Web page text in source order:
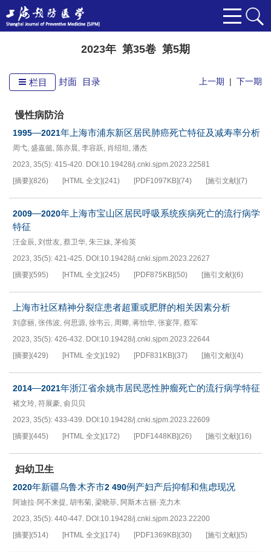
2023年 第35卷 第5期
上一期 | 下一期
栏目 封面 目录
慢性病防治
1995—2021年上海市浦东新区居民肺癌死亡特征及减寿率分析
周弋, 盛嘉懿, 陈亦晨, 李容跃, 肖绍坦 , 潘杰
2023, 35(5): 415-420. DOI:10.19428/j.cnki.sjpm.2023.22581
[摘要](826) [HTML 全文](241) [PDF1097KB](74) [施引文献](7)
2009—2020年上海市宝山区居民呼吸系统疾病死亡的流行病学
特征
汪金辰, 刘世友, 蔡卫华, 朱三妹, 茅俭英
2023, 35(5): 421-425. DOI:10.19428/j.cnki.sjpm.2023.22627
[摘要](595) [HTML 全文](245) [PDF875KB](50) [施引文献](6)
上海市社区精神分裂症患者超重或肥胖的相关因素分析
刘彦丽, 张伟波, 何思源, 徐韦云, 周卿, 蒋怡华, 张宴萍, 蔡军
2023, 35(5): 426-432. DOI:10.19428/j.cnki.sjpm.2023.22644
[摘要](429) [HTML 全文](192) [PDF831KB](37) [施引文献](4)
2014—2021年浙江省余姚市居民恶性肿瘤死亡的流行病学特征
褚文玲, 符展豪, 俞贝贝
2023, 35(5): 433-439. DOI:10.19428/j.cnki.sjpm.2023.22609
[摘要](445) [HTML 全文](172) [PDF1448KB](26) [施引文献](16)
妇幼卫生
2020年新疆乌鲁木齐市2 490例产妇产后抑郁和焦虑现况
阿迪拉·阿不来提, 胡韦菊, 梁晓菲, 阿斯木古丽·克力木
2023, 35(5): 440-447. DOI:10.19428/j.cnki.sjpm.2023.22200
[摘要](514) [HTML 全文](174) [PDF1369KB](30) [施引文献](5)